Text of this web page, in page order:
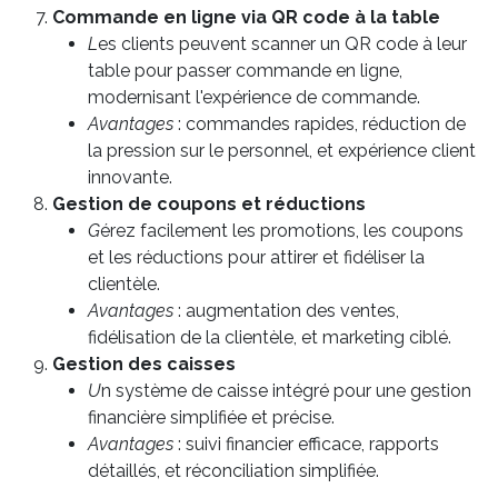
Commande en ligne via QR code à la table
Les clients peuvent scanner un QR code à leur
table pour passer commande en ligne,
modernisant l'expérience de commande.
Avantages : commandes rapides, réduction de
la pression sur le personnel, et expérience client
innovante.
Gestion de coupons et réductions
Gérez facilement les promotions, les coupons
et les réductions pour attirer et fidéliser la
clientèle.
Avantages : augmentation des ventes,
fidélisation de la clientèle, et marketing ciblé.
Gestion des caisses
Un système de caisse intégré pour une gestion
financière simplifiée et précise.
Avantages : suivi financier efficace, rapports
détaillés, et réconciliation simplifiée.